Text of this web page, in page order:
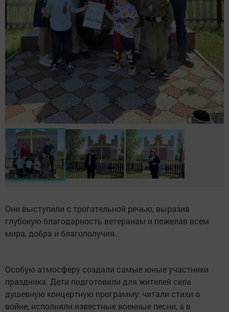
Они выступили с трогательной речью, выразив
глубокую благодарность ветеранам и пожелав всем
мира, добра и благополучия.
Особую атмосферу создали самые юные участники
праздника. Дети подготовили для жителей села
душевную концертную программу: читали стихи о
войне, исполняли известные военные песни, а в